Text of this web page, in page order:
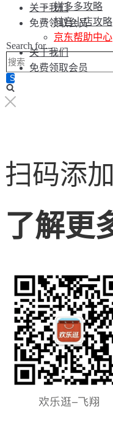
关于我们
免费领取会员
Search for...
拼多多攻略
抖音小店攻略
京东帮助中心
关于我们
免费领取会员
扫码添
了解更